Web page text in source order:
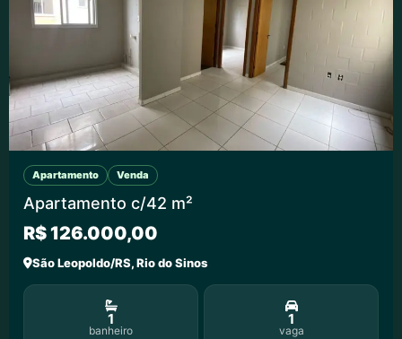
Apartamento Venda
Apartamento c/42 m²
R$ 126.000,00
São Leopoldo/RS, Rio do Sinos
1
banheiro
1
vaga